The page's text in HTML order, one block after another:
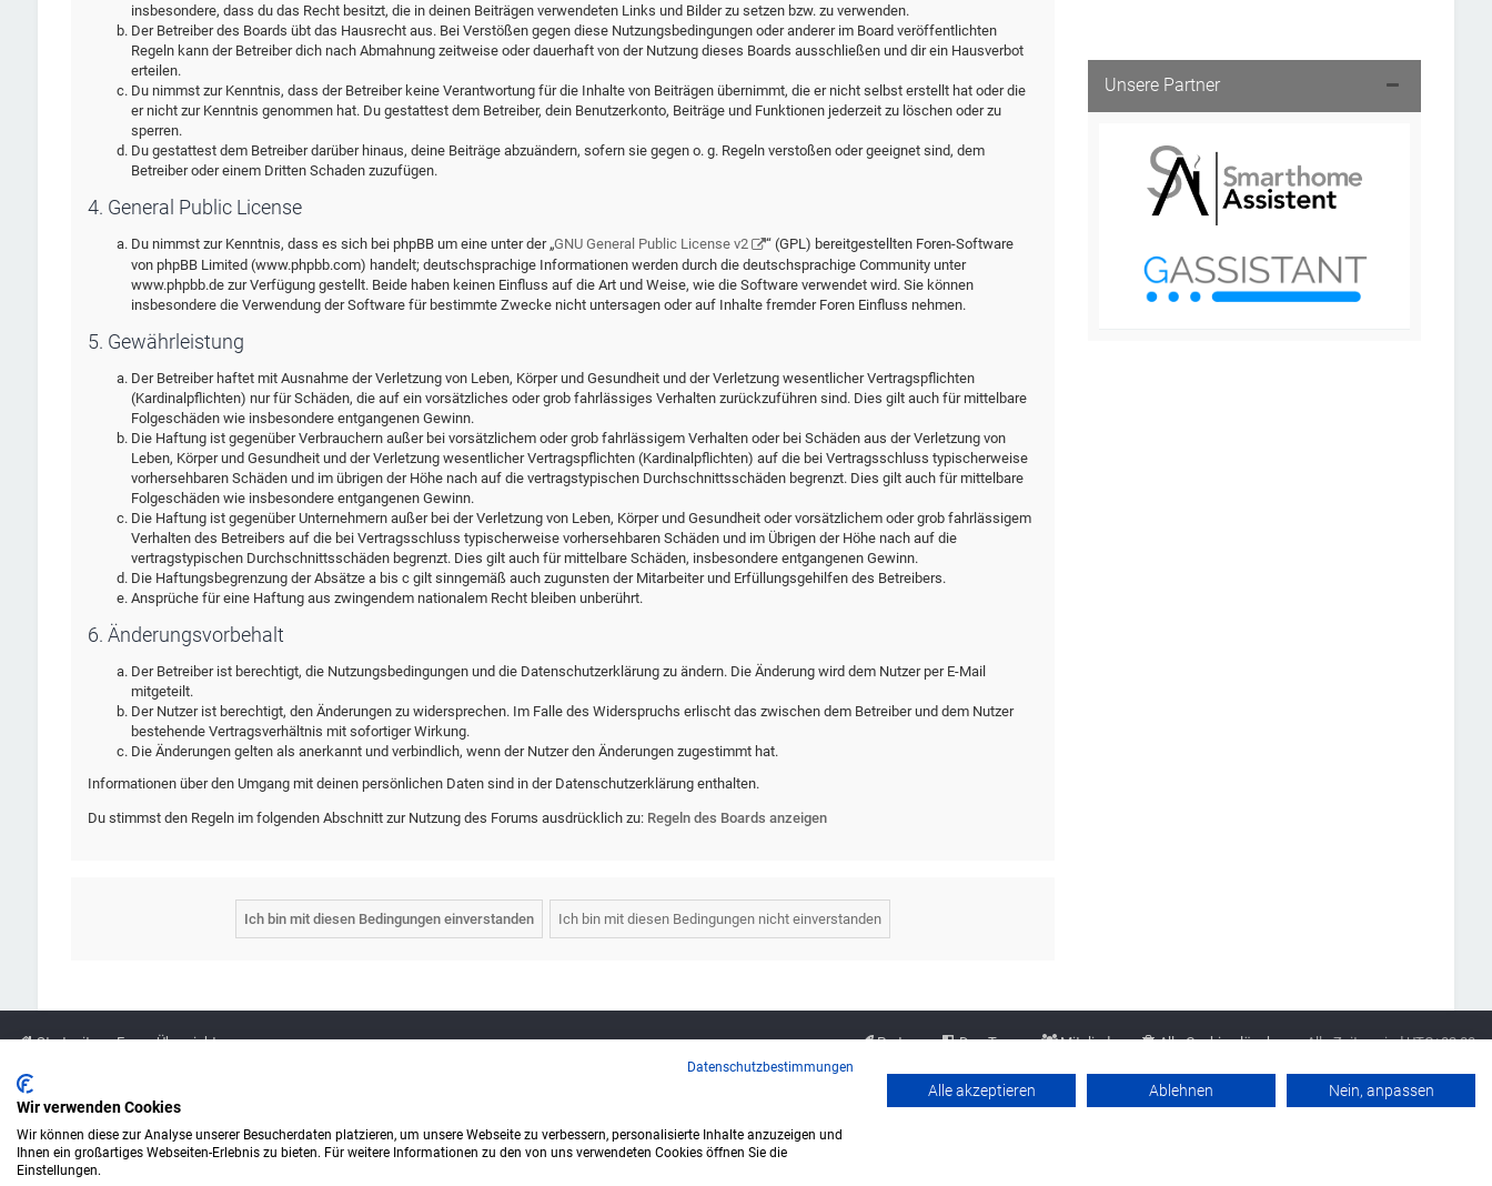
insbesondere, dass du das Recht besitzt, die in deinen Beiträgen verwendeten Links und Bilder zu setzen bzw. zu verwenden.
Der Betreiber des Boards übt das Hausrecht aus. Bei Verstößen gegen diese Nutzungsbedingungen oder anderer im Board veröffentlichten
Regeln kann der Betreiber dich nach Abmahnung zeitweise oder dauerhaft von der Nutzung dieses Boards ausschließen und dir ein Hausverbot
erteilen.
Du nimmst zur Kenntnis, dass der Betreiber keine Verantwortung für die Inhalte von Beiträgen übernimmt, die er nicht selbst erstellt hat oder die
er nicht zur Kenntnis genommen hat. Du gestattest dem Betreiber, dein Benutzerkonto, Beiträge und Funktionen jederzeit zu löschen oder zu
sperren.
Du gestattest dem Betreiber darüber hinaus, deine Beiträge abzuändern, sofern sie gegen o. g. Regeln verstoßen oder geeignet sind, dem
Betreiber oder einem Dritten Schaden zuzufügen.
4. General Public License
Du nimmst zur Kenntnis, dass es sich bei phpBB um eine unter der „GNU General Public License v2
“ (GPL) bereitgestellten Foren-Software
von phpBB Limited (www.phpbb.com) handelt; deutschsprachige Informationen werden durch die deutschsprachige Community unter
www.phpbb.de zur Verfügung gestellt. Beide haben keinen Einfluss auf die Art und Weise, wie die Software verwendet wird. Sie können
insbesondere die Verwendung der Software für bestimmte Zwecke nicht untersagen oder auf Inhalte fremder Foren Einfluss nehmen.
5. Gewährleistung
Der Betreiber haftet mit Ausnahme der Verletzung von Leben, Körper und Gesundheit und der Verletzung wesentlicher Vertragspflichten
(Kardinalpflichten) nur für Schäden, die auf ein vorsätzliches oder grob fahrlässiges Verhalten zurückzuführen sind. Dies gilt auch für mittelbare
Folgeschäden wie insbesondere entgangenen Gewinn.
Die Haftung ist gegenüber Verbrauchern außer bei vorsätzlichem oder grob fahrlässigem Verhalten oder bei Schäden aus der Verletzung von
Leben, Körper und Gesundheit und der Verletzung wesentlicher Vertragspflichten (Kardinalpflichten) auf die bei Vertragsschluss typischerweise
vorhersehbaren Schäden und im übrigen der Höhe nach auf die vertragstypischen Durchschnittsschäden begrenzt. Dies gilt auch für mittelbare
Folgeschäden wie insbesondere entgangenen Gewinn.
Die Haftung ist gegenüber Unternehmern außer bei der Verletzung von Leben, Körper und Gesundheit oder vorsätzlichem oder grob fahrlässigem
Verhalten des Betreibers auf die bei Vertragsschluss typischerweise vorhersehbaren Schäden und im Übrigen der Höhe nach auf die
vertragstypischen Durchschnittsschäden begrenzt. Dies gilt auch für mittelbare Schäden, insbesondere entgangenen Gewinn.
Die Haftungsbegrenzung der Absätze a bis c gilt sinngemäß auch zugunsten der Mitarbeiter und Erfüllungsgehilfen des Betreibers.
Ansprüche für eine Haftung aus zwingendem nationalem Recht bleiben unberührt.
6. Änderungsvorbehalt
Der Betreiber ist berechtigt, die Nutzungsbedingungen und die Datenschutzerklärung zu ändern. Die Änderung wird dem Nutzer per E-Mail
mitgeteilt.
Der Nutzer ist berechtigt, den Änderungen zu widersprechen. Im Falle des Widerspruchs erlischt das zwischen dem Betreiber und dem Nutzer
bestehende Vertragsverhältnis mit sofortiger Wirkung.
Die Änderungen gelten als anerkannt und verbindlich, wenn der Nutzer den Änderungen zugestimmt hat.
Informationen über den Umgang mit deinen persönlichen Daten sind in der Datenschutzerklärung enthalten.
Du stimmst den Regeln im folgenden Abschnitt zur Nutzung des Forums ausdrücklich zu: Regeln des Boards anzeigen
Unsere Partner
Startseite Foren-Übersicht Alle Zeiten sindUTC+02:00
Alle Cookies löschen
Mitglieder
Das Team
Partner
Legende Impressum
Kontakt
Werbung buchen
Datenschutzerklärung
Amazon ist eine Marke von Amazon.com, Inc.
Weitere Marken und Markennamen sind Eigentum ihrer jeweiligen Inhaber.
Datenschutzbestimmungen
Wir verwenden Cookies
Wir können diese zur Analyse unserer Besucherdaten platzieren, um unsere Webseite zu verbessern, personalisierte Inhalte anzuzeigen und
Ihnen ein großartiges Webseiten-Erlebnis zu bieten. Für weitere Informationen zu den von uns verwendeten Cookies öffnen Sie die
Einstellungen.
Alle akzeptieren Ablehnen Nein, anpassen